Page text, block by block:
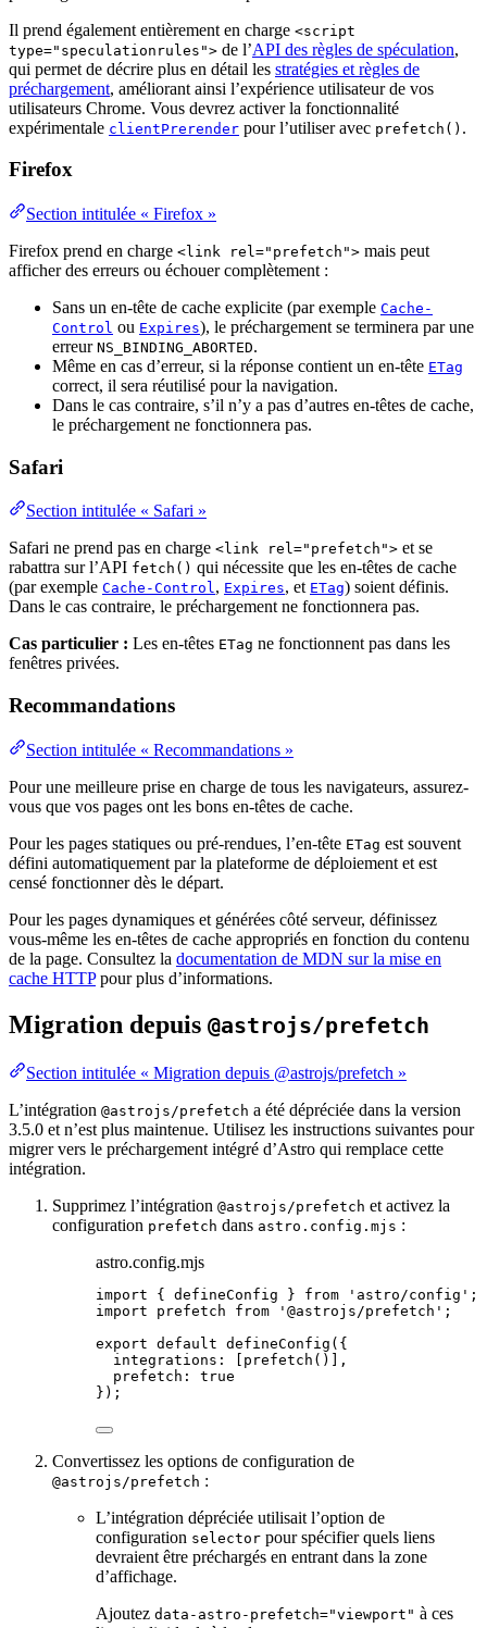
Il prend également entièrement en charge <script
type="speculationrules"> de l’API des règles de spéculation,
qui permet de décrire plus en détail les stratégies et règles de
préchargement, améliorant ainsi l’expérience utilisateur de vos
utilisateurs Chrome. Vous devrez activer la fonctionnalité
expérimentale clientPrerender pour l’utiliser avec prefetch() .
Firefox
Section intitulée « Firefox »
Firefox prend en charge <link rel="prefetch"> mais peut
afficher des erreurs ou échouer complètement :
Sans un en-tête de cache explicite (par exemple Cache-
Control ou Expires), le préchargement se terminera par une
erreur NS_BINDING_ABORTED.
Même en cas d’erreur, si la réponse contient un en-tête ETag
correct, il sera réutilisé pour la navigation.
Dans le cas contraire, s’il n’y a pas d’autres en-têtes de cache,
le préchargement ne fonctionnera pas.
Safari
Section intitulée « Safari »
Safari ne prend pas en charge <link rel="prefetch"> et se
rabattra sur l’API fetch() qui nécessite que les en-têtes de cache
(par exemple Cache-Control, Expires, et ETag) soient définis.
Dans le cas contraire, le préchargement ne fonctionnera pas.
Cas particulier : Les en-têtes ETag ne fonctionnent pas dans les
fenêtres privées.
Recommandations
Section intitulée « Recommandations »
Pour une meilleure prise en charge de tous les navigateurs, assurez-
vous que vos pages ont les bons en-têtes de cache.
Pour les pages statiques ou pré-rendues, l’en-tête ETag est souvent
défini automatiquement par la plateforme de déploiement et est
censé fonctionner dès le départ.
Pour les pages dynamiques et générées côté serveur, définissez
vous-même les en-têtes de cache appropriés en fonction du contenu
de la page. Consultez la documentation de MDN sur la mise en
cache HTTPpour plus d’informations.
Migration depuis @astrojs/prefetch
Section intitulée « Migration depuis @astrojs/prefetch »
L’intégration @astrojs/prefetch a été dépréciée dans la version
3.5.0 et n’est plus maintenue. Utilisez les instructions suivantes pour
migrer vers le préchargement intégré d’Astro qui remplace cette
intégration.
Supprimez l’intégration @astrojs/prefetch et activez la
configuration prefetch dans astro.config.mjs :
astro.config.mjs
import { defineConfig } from ' astro/config ' ;
import prefetch from ' @astrojs/prefetch ' ;
export default defineConfig ({
integrations: [ prefetch ()],
prefetch: true
});
Convertissez les options de configuration de
@astrojs/prefetch :
L’intégration dépréciée utilisait l’option de
configuration selector pour spécifier quels liens
devraient être préchargés en entrant dans la zone
d’affichage.
Ajoutez data-astro-prefetch="viewport" à ces